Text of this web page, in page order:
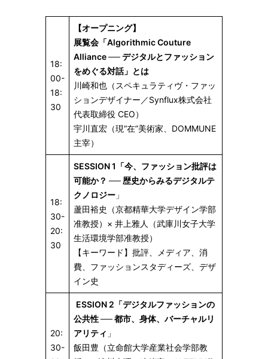
18:
00-
18:
30
【オープニング】
展覧会「Algorithmic Couture
Alliance ── デジタルとファッション
をめぐる対話」とは
川崎和也（スペキュラティヴ・ファッ
ションデザイナー／Synflux株式会社
代表取締役 CEO）
宇川直宏（現“在”美術家、DOMMUNE
主宰）
18:
30-
20:
30
SESSION 1「今、ファッション批評は
可能か？ ── 歴史からみるデジタルテ
クノロジー 」
蘆田裕史（京都精華大学デザイン学部
准教授）× 井上雅人（武庫川女子大学
生活環境学部准教授）
【キーワード】批評、メディア、消
費、ファッションスタディーズ、デザ
イン史
20:
30-
ESSION 2「デジタルファッションの
公共性──都市、身体、バーチャルリ
アリティ 」
飯田豊（立命館大学産業社会学部教